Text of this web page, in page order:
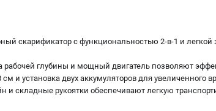
скарификатор с функциональностью 2-в-1 и
рабочей глубины и мощный двигатель позволяют
и установка двух аккумуляторов для увеличенного
и складные рукоятки обеспечивают легкую